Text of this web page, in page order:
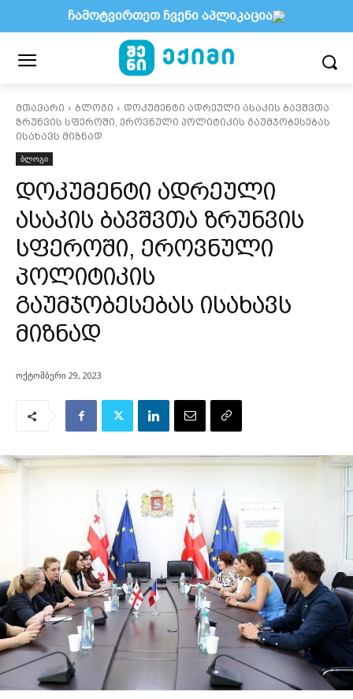
მთავარი ბლოგი
დოკუმენტი ადრეული ასაკის ბავშვთა
ზრუნვის სფეროში, ეროვნული პოლიტიკის გაუმჯობესებას
ისახავს მიზნად
ბლოგი
დოკუმენტი ადრეული
ასაკის ბავშვთა ზრუნვის
სფეროში, ეროვნული
პოლიტიკის
გაუმჯობესებას ისახავს
მიზნად
ოქტომბერი 29, 2023
ჩამოტვირთეთ ჩვენი აპლიკაცია